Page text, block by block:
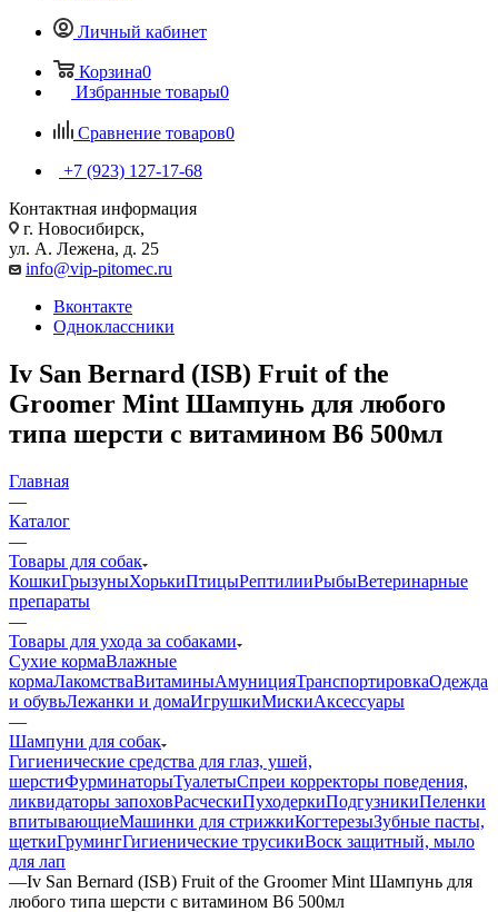
Личный кабинет
Корзина0
Избранные товары0
Сравнение товаров0
+7 (923) 127-17-68
Контактная информация
г. Новосибирск,
ул. А. Лежена, д. 25
info@vip-pitomec.ru
Вконтакте
Одноклассники
Iv San Bernard (ISB) Fruit of the
Groomer Mint Шампунь для любого
типа шерсти с витамином B6 500мл
Главная
—
Каталог
—
Товары для собак
КошкиГрызуныХорькиПтицыРептилииРыбыВетеринарные
препараты
—
Товары для ухода за собаками
Сухие кормаВлажные
кормаЛакомстваВитаминыАмуницияТранспортировкаОдежда
и обувьЛежанки и домаИгрушкиМискиАксессуары
—
Шампуни для собак
Гигиенические средства для глаз, ушей,
шерстиФурминаторыТуалетыСпреи корректоры поведения,
ликвидаторы запоховРасческиПуходеркиПодгузникиПеленки
впитывающиеМашинки для стрижкиКогтерезыЗубные пасты,
щеткиГрумингГигиенические трусикиВоск защитный, мыло
для лап
—Iv San Bernard (ISB) Fruit of the Groomer Mint Шампунь для
любого типа шерсти с витамином B6 500мл